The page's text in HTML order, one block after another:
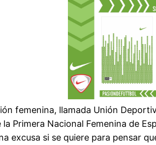
femenina, llamada Unión
Primera Nacional Femenina de
excusa si se quiere para pensar